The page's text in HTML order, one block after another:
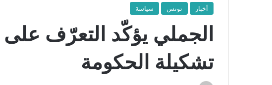
أخبار تونس سياسة
الجملي يؤكّد التعرّف
تشكيلة الحكومة